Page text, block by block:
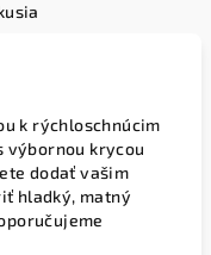
k rýchloschnúcim
výbornou krycou
dodať vašim
hladký, matný